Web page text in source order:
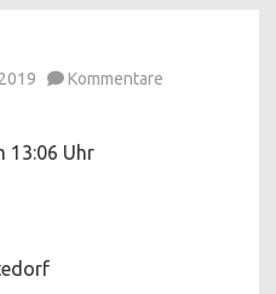
Kommentare
13:06 Uhr